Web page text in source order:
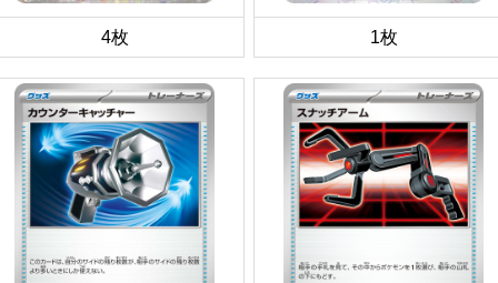
4枚 1枚